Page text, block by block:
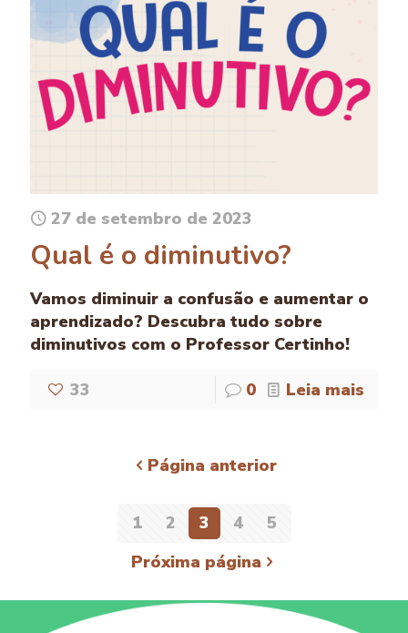
27 de setembro de 2023
Qual é o diminutivo?
Vamos diminuir a confusão e aumentar o
aprendizado? Descubra tudo sobre
diminutivos com o Professor Certinho!
33 0 Leia mais
Página anterior
1 2 3 4
5
Próxima página